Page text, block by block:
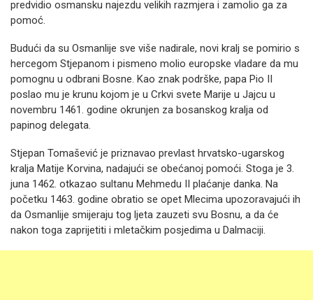
predvidio osmansku najezdu velikih razmjera i zamolio ga za
pomoć.
Budući da su Osmanlije sve više nadirale, novi kralj se pomirio s
hercegom Stjepanom i pismeno molio europske vladare da mu
pomognu u odbrani Bosne. Kao znak podrške, papa Pio II
poslao mu je krunu kojom je u Crkvi svete Marije u Jajcu u
novembru 1461. godine okrunjen za bosanskog kralja od
papinog delegata.
Stjepan Tomašević je priznavao prevlast hrvatsko-ugarskog
kralja Matije Korvina, nadajući se obećanoj pomoći. Stoga je 3.
juna 1462. otkazao sultanu Mehmedu II plaćanje danka. Na
početku 1463. godine obratio se opet Mlecima upozoravajući ih
da Osmanlije smijeraju tog ljeta zauzeti svu Bosnu, a da će
nakon toga zaprijetiti i mletačkim posjedima u Dalmaciji.